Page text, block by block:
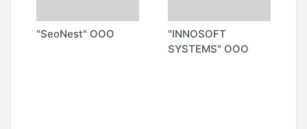
"SeoNest" ООО
"INNOSOFT
SYSTEMS" ООО